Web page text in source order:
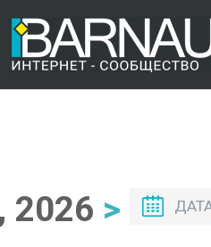
2026 >